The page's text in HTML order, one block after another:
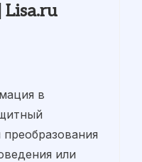
Lisa.ru
в
или